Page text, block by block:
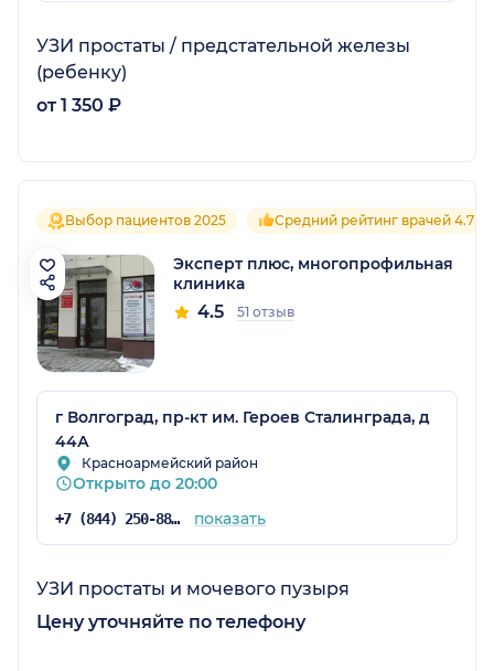
УЗИ простаты / предстательной железы
(ребенку)
от 1 350 ₽
Выбор пациентов 2025 Средний рейтинг врачей 4.7
Эксперт плюс, многопрофильная
клиника
4.5 51 отзыв
г Волгоград, пр-кт им. Героев Сталинграда, д
44А
Красноармейский район
Открыто до 20:00
+7 (844) 250-88-77 показать
УЗИ простаты и мочевого пузыря
Цену уточняйте по телефону